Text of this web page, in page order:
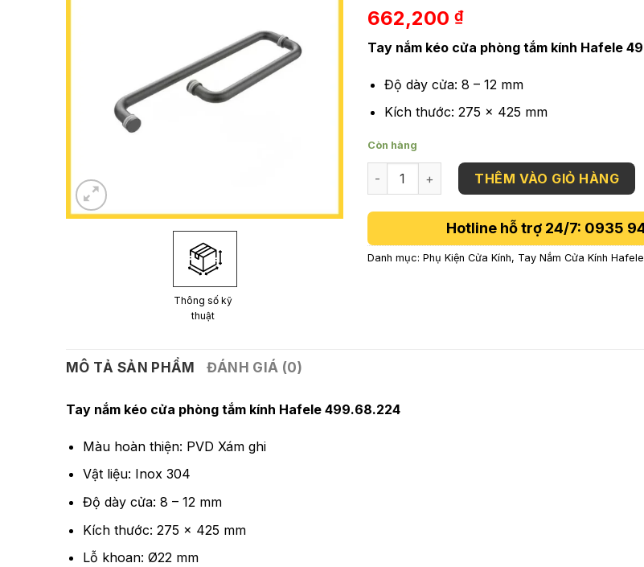
Thông số kỹ
thuật
662,200 ₫
Tay nắm kéo cửa phòng tắm kính Hafele
Độ dày cửa: 8 – 12 mm
Kích thước: 275 x 425 mm
Còn hàng
Tay nắm kéo cửa phòng tắm kính Hafele
THÊM VÀO GIỎ HÀNG
Hotline hỗ trợ 24/7: 0935
Danh mục: Phụ Kiện Cửa Kính, Tay Nắm Cửa Kính Hafele
MÔ TẢ SẢN PHẨM ĐÁNH GIÁ (0)
Tay nắm kéo cửa phòng tắm kính Hafele 499.68.224
Màu hoàn thiện: PVD Xám ghi
Vật liệu: Inox 304
Độ dày cửa: 8 – 12 mm
Kích thước: 275 x 425 mm
Lỗ khoan: Ø22 mm